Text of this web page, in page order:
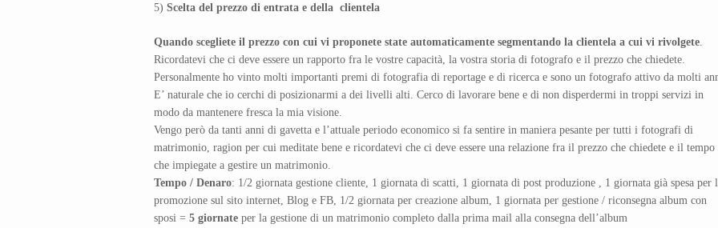
5) Scelta del prezzo di entrata e della clientela
Quando scegliete il prezzo con cui vi proponete state automaticamente segmentando la clientela a cui vi rivolgete
Ricordatevi che ci deve essere un rapporto fra le vostre capacità, la vostra storia di fotografo e il prezzo che chiedete.
Personalmente ho vinto molti importanti premi di fotografia di reportage e di ricerca e sono un fotografo attivo da molti
E’ naturale che io cerchi di posizionarmi a dei livelli alti. Cerco di lavorare bene e di non disperdermi in troppi servizi in
modo da mantenere fresca la mia visione.
Vengo però da tanti anni di gavetta e l’attuale periodo economico si fa sentire in maniera pesante per tutti i fotografi di
matrimonio, ragion per cui meditate bene e ricordatevi che ci deve essere una relazione fra il prezzo che chiedete e il tempo
che impiegate a gestire un matrimonio.
Tempo / Denaro: 1/2 giornata gestione cliente, 1 giornata di scatti, 1 giornata di post produzione , 1 giornata già spesa per
promozione sul sito internet, Blog e FB, 1/2 giornata per creazione album, 1 giornata per gestione / riconsegna album con
sposi = 5 giornate per la gestione di un matrimonio completo dalla prima mail alla consegna dell’album